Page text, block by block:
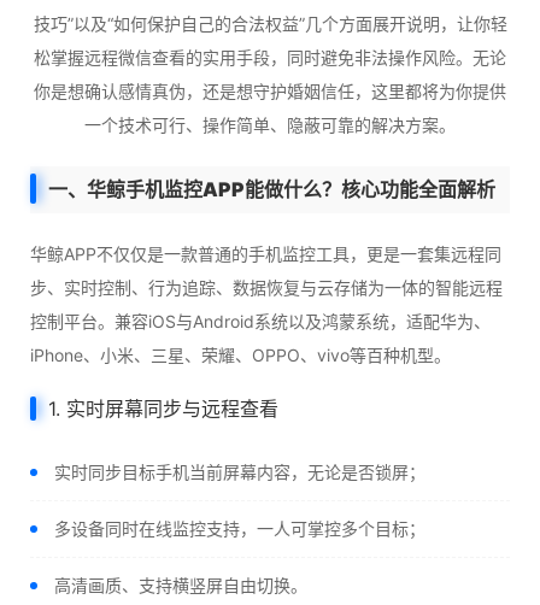
技巧”以及“如何保护自己的合法权益”几个方面展开说明，让你轻
松掌握远程微信查看的实用手段，同时避免非法操作风险。无论
你是想确认感情真伪，还是想守护婚姻信任，这里都将为你提供
一个技术可行、操作简单、隐蔽可靠的解决方案。
一、华鲸手机监控APP能做什么？核心功能全面解析
华鲸APP不仅仅是一款普通的手机监控工具，更是一套集远程同
步、实时控制、行为追踪、数据恢复与云存储为一体的智能远程
控制平台。兼容iOS与Android系统以及鸿蒙系统，适配华为、
iPhone、小米、三星、荣耀、OPPO、vivo等百种机型。
1. 实时屏幕同步与远程查看
实时同步目标手机当前屏幕内容，无论是否锁屏；
多设备同时在线监控支持，一人可掌控多个目标；
高清画质、支持横竖屏自由切换。